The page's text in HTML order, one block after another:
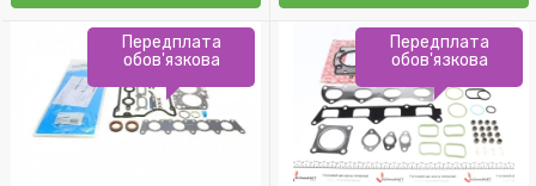
Передплата
обов'язкова
Передплата
обов'язкова